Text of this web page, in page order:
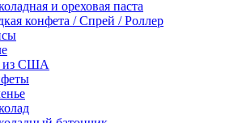
и ореховая паста
конфета / Спрей / Роллер
из США